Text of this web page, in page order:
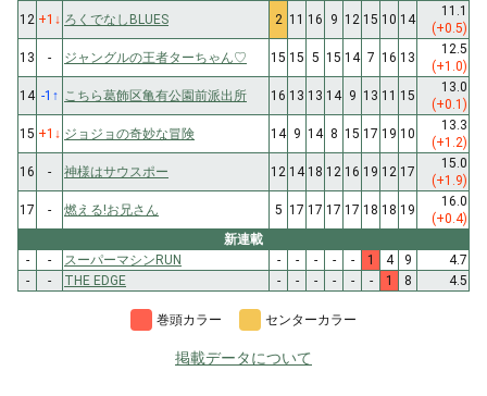
12 +1 ↓ ろくでなしBLUES 2 11 16 9 12 15 10 14
11.1
(+0.5)
13
- ジャングルの王者ターちゃん♡ 15 15 5 15 14 7 16 13
12.5
(+1.0)
14 -1 ↑ こちら葛飾区亀有公園前派出所 16 13 13 14 9 13 11 15
13.0
(+0.1)
15 +1 ↓ ジョジョの奇妙な冒険 14 9 14 8 15 17 19 10
13.3
(+1.2)
16
- 神様はサウスポー 12 14 18 12 16 19 12 17
15.0
(+1.9)
17
- 燃える!お兄さん 5 17 17 17 17 18 18 19
16.0
(+0.4)
新連載
-
- スーパーマシンRUN - - - - - 1 4 9
4.7
-
- THE EDGE - - - - - - 1 8 4.5
巻頭カラー センターカラー
掲載データについて